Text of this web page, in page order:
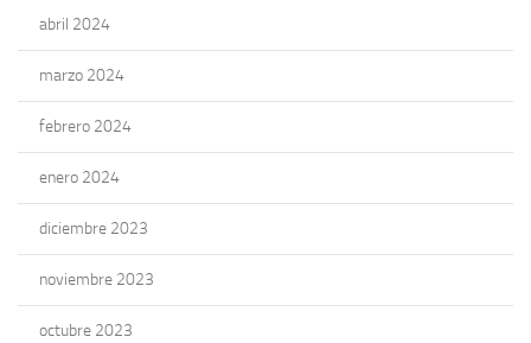
abril 2024
marzo 2024
febrero 2024
enero 2024
diciembre 2023
noviembre 2023
octubre 2023